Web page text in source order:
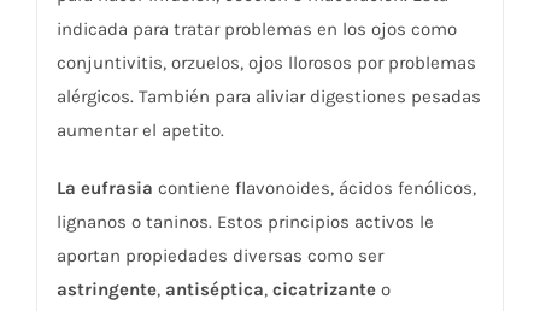
indicada para tratar problemas en los ojos como
conjuntivitis, orzuelos, ojos llorosos por problemas
alérgicos. También para aliviar digestiones pesadas
aumentar el apetito.
La eufrasia contiene flavonoides, ácidos fenólicos,
lignanos o taninos. Estos principios activos le
aportan propiedades diversas como ser
astringente,antiséptica, cicatrizanteo